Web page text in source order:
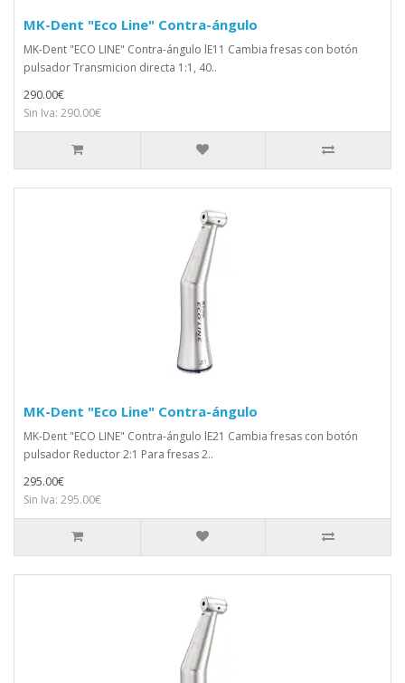
MK-Dent "Eco Line" Contra-ángulo
MK-Dent "ECO LINE" Contra-ángulo lE11 Cambia fresas con botón
pulsador Transmicion directa 1:1, 40..
290.00€
Sin Iva: 290.00€
MK-Dent "Eco Line" Contra-ángulo
MK-Dent "ECO LINE" Contra-ángulo lE21 Cambia fresas con botón
pulsador Reductor 2:1 Para fresas 2..
295.00€
Sin Iva: 295.00€